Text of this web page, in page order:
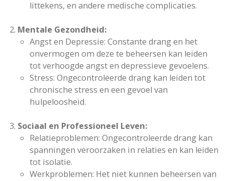
littekens, en andere medische complicaties.
Mentale Gezondheid:
Angst en Depressie: Constante drang en het
onvermogen om deze te beheersen kan leiden
tot verhoogde angst en depressieve gevoelens.
Stress: Ongecontroleerde drang kan leiden tot
chronische stress en een gevoel van
hulpeloosheid.
Sociaal en Professioneel Leven:
Relatieproblemen: Ongecontroleerde drang kan
spanningen veroorzaken in relaties en kan leiden
tot isolatie.
Werkproblemen: Het niet kunnen beheersen van